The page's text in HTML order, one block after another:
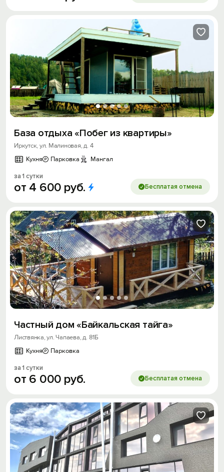
База отдыха «Побег из квартиры»
Иркутск, ул. Малиновая, д. 4
Кухня
Парковка Мангал
за 1 сутки
от 4 600 руб. Бесплатая отмена
Частный дом «Байкальская тайга»
Листвянка, ул. Чапаева, д. 81Б
Кухня
Парковка
за 1 сутки
от 6 000 руб. Бесплатая отмена